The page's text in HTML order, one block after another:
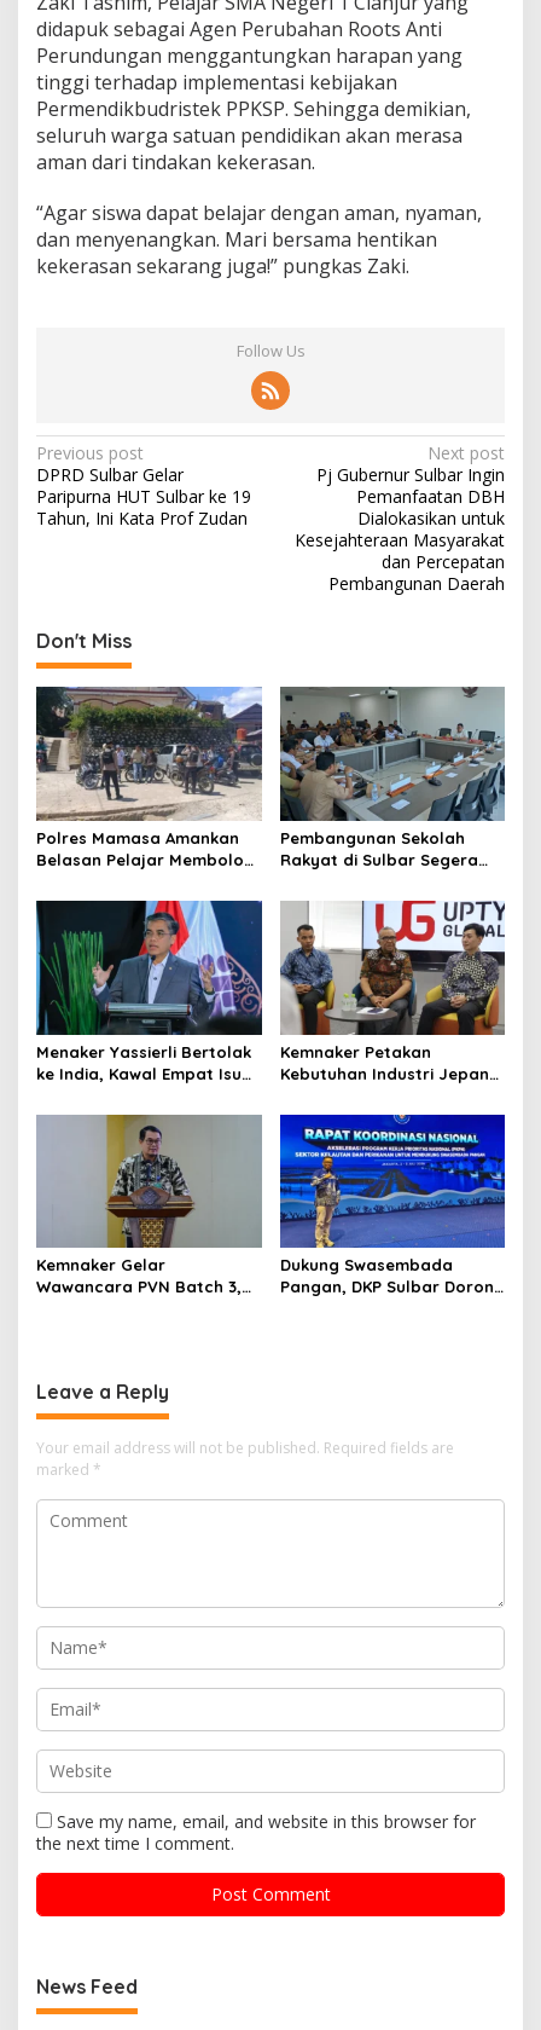
didapuk sebagai Agen Perubahan Roots Anti
Perundungan menggantungkan harapan yang
tinggi terhadap implementasi kebijakan
Permendikbudristek PPKSP. Sehingga demikian,
seluruh warga satuan pendidikan akan merasa
aman dari tindakan kekerasan.
“Agar siswa dapat belajar dengan aman, nyaman,
dan menyenangkan. Mari bersama hentikan
kekerasan sekarang juga!” pungkas Zaki.
Follow Us
P
o
s
a
v
i
g
a
t
i
o
n
Previous post
DPRD Sulbar Gelar
Paripurna HUT Sulbar ke 19
Tahun, Ini Kata Prof Zudan
Next post
Pj Gubernur Sulbar Ingin
Pemanfaatan DBH
Dialokasikan untuk
Kesejahteraan Masyarakat
dan Percepatan
Pembangunan Daerah
Don't Miss
Polres Mamasa Amankan
Belasan Pelajar Membolos
Langsung Diantar Kembali
ke Sekolah
Pembangunan Sekolah
Rakyat di Sulbar Segera
Rp550 Juta untuk Dokumen
Lingkungan
Menaker Yassierli Bertolak
ke India, Kawal Empat Isu
Kemnaker Petakan
Kebutuhan Industri Jepang,
Pelatihan Vokasi Nasional
Kemnaker Gelar
Wawancara PVN Batch 3,
Dukung Swasembada
Pangan, DKP Sulbar Dorong
Leave a Reply
Your email address will not be published. Required fields are
marked *
Save my name, email, and website in this browser for
the next time I comment.
News Feed